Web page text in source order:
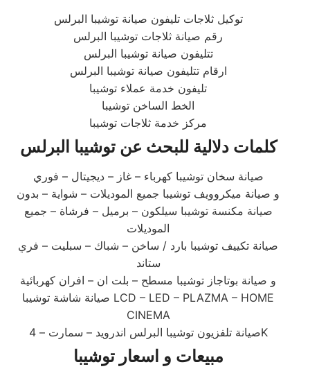
توكيل ثلاجات تليفون صيانة توشيبا البرلس
رقم صيانة ثلاجات توشيبا البرلس
تتليفون صيانة توشيبا البرلس
ارقام تتليفون صيانة توشيبا البرلس
تليفون خدمة عملاء توشيبا
الخط الساخن توشيبا
مركز خدمة ثلاجات توشيبا
كلمات دلالية للبحث عن توشيبا البرلس
صيانة سخان توشيبا كهرباء – غاز – ديجيتال – فوري
و صيانة ميكروويف توشيبا جميع الموديلات – شواية – بدون
صيانة مكنسة توشيبا سيلكون – برميل – فرشاة – جميع
الموديلات
صيانة تكييف توشيبا بارد / ساخن – شباك – سبليت – فري
ستاند
و صيانة بوتاجاز توشيبا مسطح – بلت ان – افران كهربائية
صيانة شاشة توشيبا LCD – LED – PLAZMA – HOME
CINEMA
صيانة تلفزيون توشيبا البرلس اندرويد – سمارت – 4K
مبيعات و اسعار توشيبا